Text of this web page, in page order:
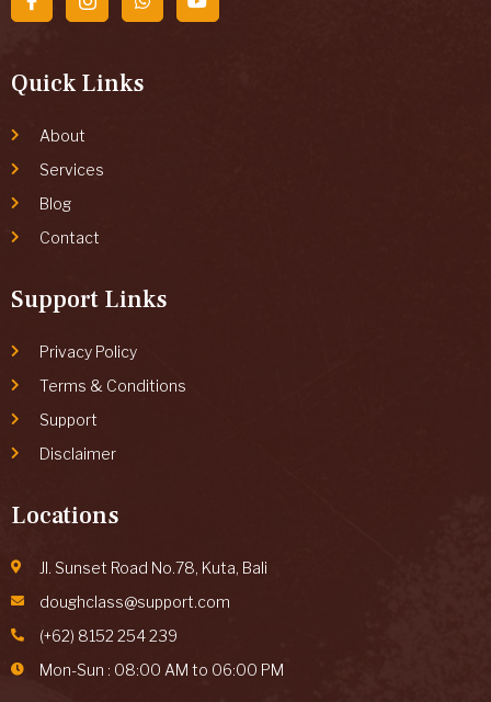
Quick Links
About
Services
Blog
Contact
Support Links
Privacy Policy
Terms & Conditions
Support
Disclaimer
Locations
Jl. Sunset Road No.78, Kuta, Bali
doughclass@support.com
(+62) 8152 254 239
Mon-Sun : 08:00 AM to 06:00 PM